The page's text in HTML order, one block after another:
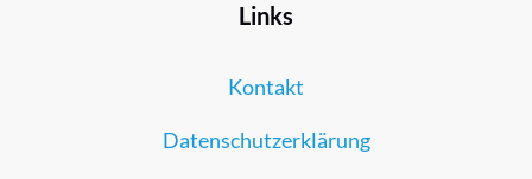
Links
Kontakt
Datenschutzerklärung